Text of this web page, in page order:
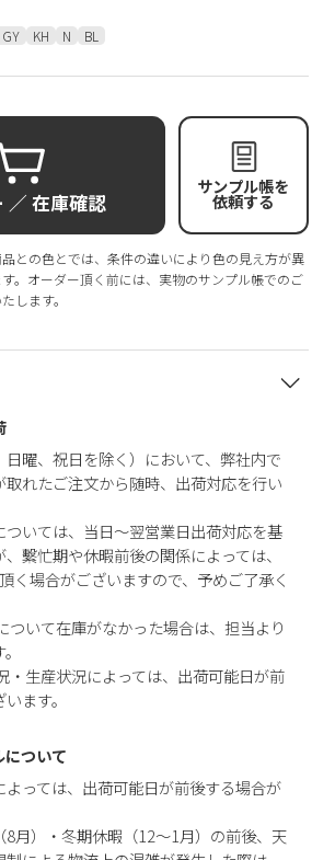
GY KH N BL
／ 在庫確認
サンプル帳を
依頼する
との色とでは、条件の違いにより色の見え方が異
。オーダー頂く前には、実物のサンプル帳でのご
します。
日曜、祝日を除く）において、弊社内で
取れたご注文から随時、出荷対応を行い
いては、当日～翌営業日出荷対応を基
繫忙期や休暇前後の関係によっては、
く場合がございますので、予めご了承く
いて在庫がなかった場合は、担当より
・生産状況によっては、出荷可能日が前
ます。
について
よっては、出荷可能日が前後する場合が
8月）・冬期休暇（12～1月）の前後、天